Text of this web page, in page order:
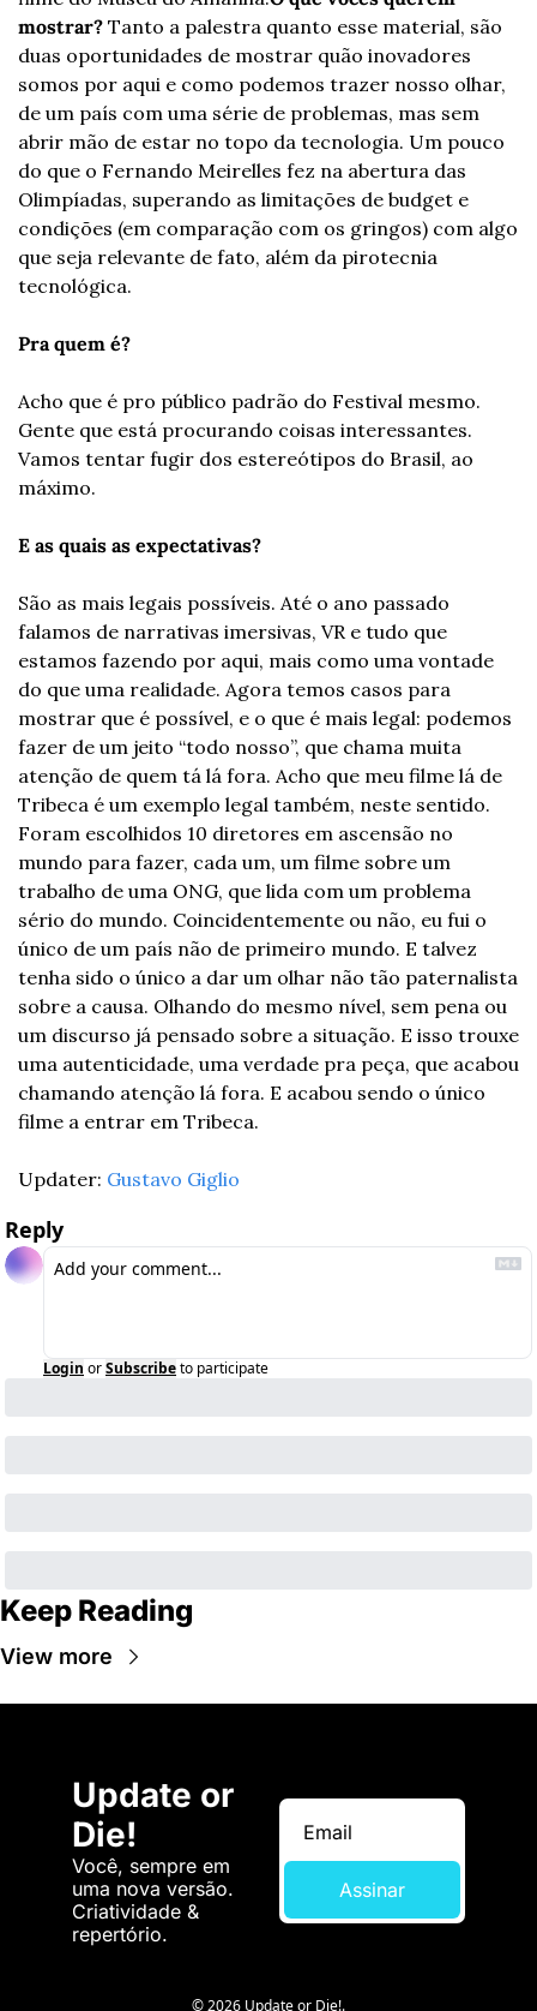
mostrar? Tanto a palestra quanto esse material, são
duas oportunidades de mostrar quão inovadores
somos por aqui e como podemos trazer nosso olhar,
de um país com uma série de problemas, mas sem
abrir mão de estar no topo da tecnologia. Um pouco
do que o Fernando Meirelles fez na abertura das
Olimpíadas, superando as limitações de budget e
condições (em comparação com os gringos) com algo
que seja relevante de fato, além da pirotecnia
tecnológica.
Pra quem é?
Acho que é pro público padrão do Festival mesmo.
Gente que está procurando coisas interessantes.
Vamos tentar fugir dos estereótipos do Brasil, ao
máximo.
E as quais as expectativas?
São as mais legais possíveis. Até o ano passado
falamos de narrativas imersivas, VR e tudo que
estamos fazendo por aqui, mais como uma vontade
do que uma realidade. Agora temos casos para
mostrar que é possível, e o que é mais legal: podemos
fazer de um jeito “todo nosso”, que chama muita
atenção de quem tá lá fora. Acho que meu filme lá de
Tribeca é um exemplo legal também, neste sentido.
Foram escolhidos 10 diretores em ascensão no
mundo para fazer, cada um, um filme sobre um
trabalho de uma ONG, que lida com um problema
sério do mundo. Coincidentemente ou não, eu fui o
único de um país não de primeiro mundo. E talvez
tenha sido o único a dar um olhar não tão paternalista
sobre a causa. Olhando do mesmo nível, sem pena ou
um discurso já pensado sobre a situação. E isso trouxe
uma autenticidade, uma verdade pra peça, que acabou
chamando atenção lá fora. E acabou sendo o único
filme a entrar em Tribeca.
Updater: Gustavo Giglio
Reply
Login orSubscribeto participate
Keep Reading
View more
Update or
Die!
Você, sempre em
uma nova versão.
Criatividade &
repertório.
Assinar
© 2026 Update or Die!.